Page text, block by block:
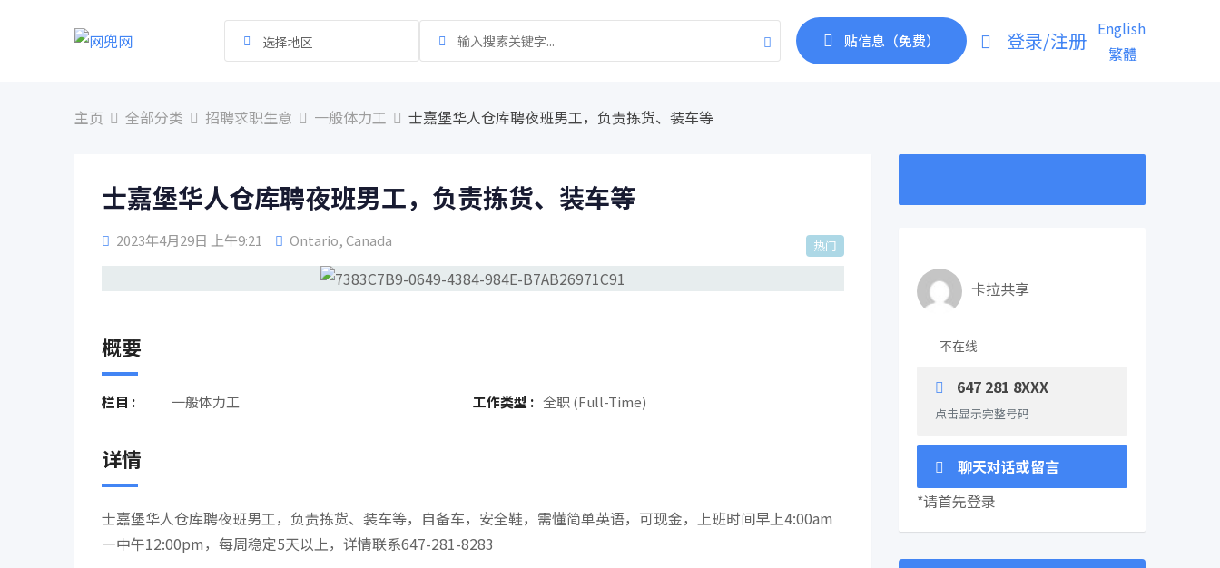
选择地区 贴信息（免费） 登录/注册 English
繁體
主页 全部分类 招聘求职生意 一般体力工 士嘉堡华人仓库聘夜班男工，负责拣货、装车等
士嘉堡华人仓库聘夜班男工，负责拣货、装车等
2023年4月29日 上午9:21 Ontario,Canada 热门
概要
栏目 : 一般体力工 工作类型 : 全职 (Full-Time)
详情
士嘉堡华人仓库聘夜班男工，负责拣货、装车等，自备车，安全鞋，需懂简单英语，可现金，上班时间早上4:00am
—中午12:00pm，每周稳定5天以上，详情联系647-281-8283
卡拉共享
不在线
647 281 8XXX
点击显示完整号码
聊天对话或留言
*请首先登录